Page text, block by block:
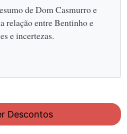
de Dom Casmurro e
relação entre Bentinho e
e incertezas.
Descontos